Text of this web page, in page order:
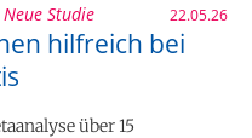
Studie 22.05.26
hilfreich bei
über 15